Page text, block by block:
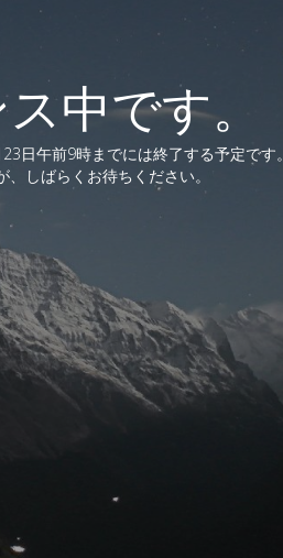
中です。
日午前9時までには終了する予定です。
しばらくお待ちください。